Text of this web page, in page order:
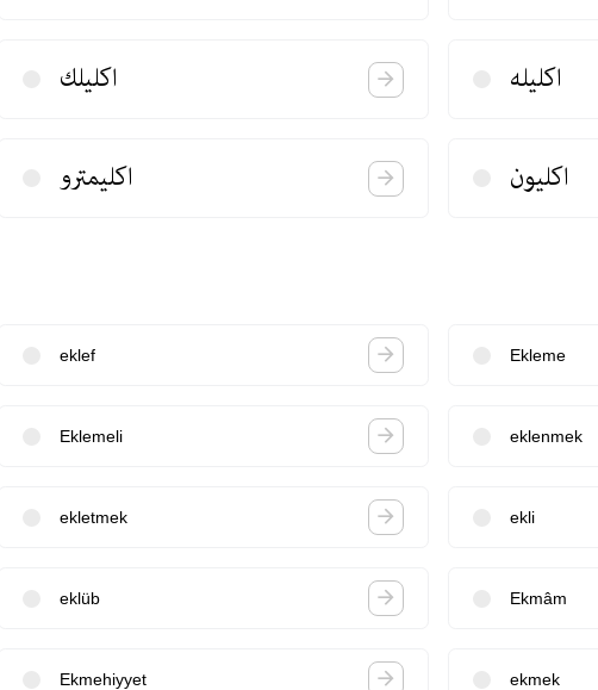
اكلیلك اكلیله
اكلیمترو اكلیون
eklef Ekleme
Eklemeli eklenmek
ekletmek ekli
eklüb Ekmâm
Ekmehiyyet ekmek